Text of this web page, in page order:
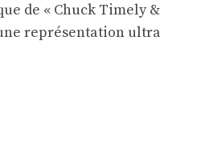
de « Chuck Timely &
représentation ultra